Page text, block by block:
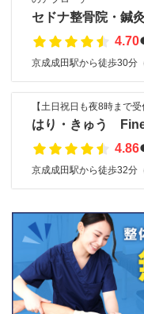
セドナ整骨院・鍼
4.70
京成成田駅から徒歩30分
【土日祝日も夜8時まで
はり・きゅう
4.86
京成成田駅から徒歩32分